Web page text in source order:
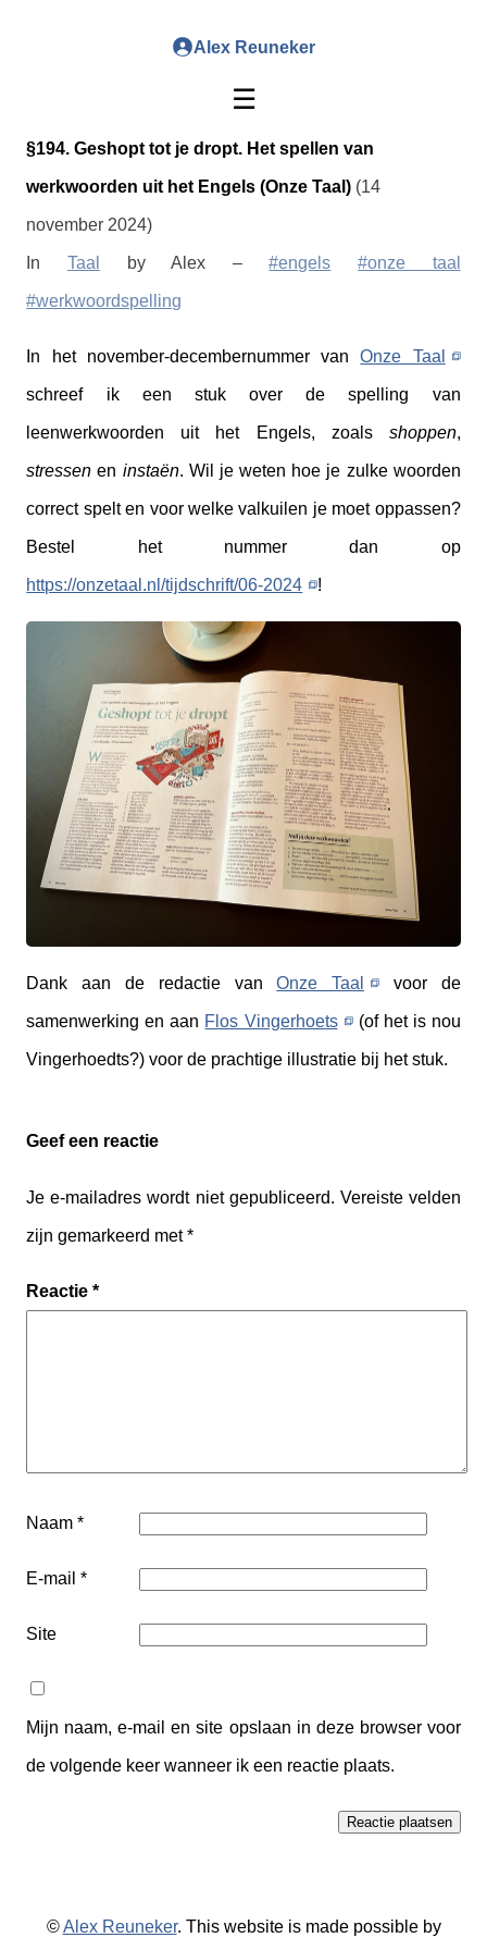
Alex Reuneker
☰
§194. Geshopt tot je dropt. Het spellen van
werkwoorden uit het Engels (Onze Taal) (14
november 2024)
In Taal by Alex –#engels #onze taal
#werkwoordspelling
In het november-decembernummer vanOnze Taal
schreef ik een stuk over de spelling van
leenwerkwoorden uit het Engels, zoals shoppen,
stressen en instaën. Wil je weten hoe je zulke woorden
correct spelt en voor welke valkuilen je moet oppassen?
Bestel het nummer dan op
https://onzetaal.nl/tijdschrift/06-2024 !
Dank aan de redactie vanOnze Taal voor de
samenwerking en aan Flos Vingerhoets (of het is nou
Vingerhoedts?) voor de prachtige illustratie bij het stuk.
Geef een reactie
Je e-mailadres wordt niet gepubliceerd. Vereiste velden
zijn gemarkeerd met*
Reactie*
Naam*
E-mail*
Site
Mijn naam, e-mail en site opslaan in deze browser voor
de volgende keer wanneer ik een reactie plaats.
©Alex Reuneker. This website is made possible by